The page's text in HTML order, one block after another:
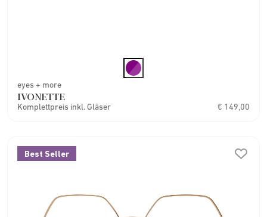
eyes + more
IVONETTE
Komplettpreis inkl. Gläser € 149,00
Best Seller